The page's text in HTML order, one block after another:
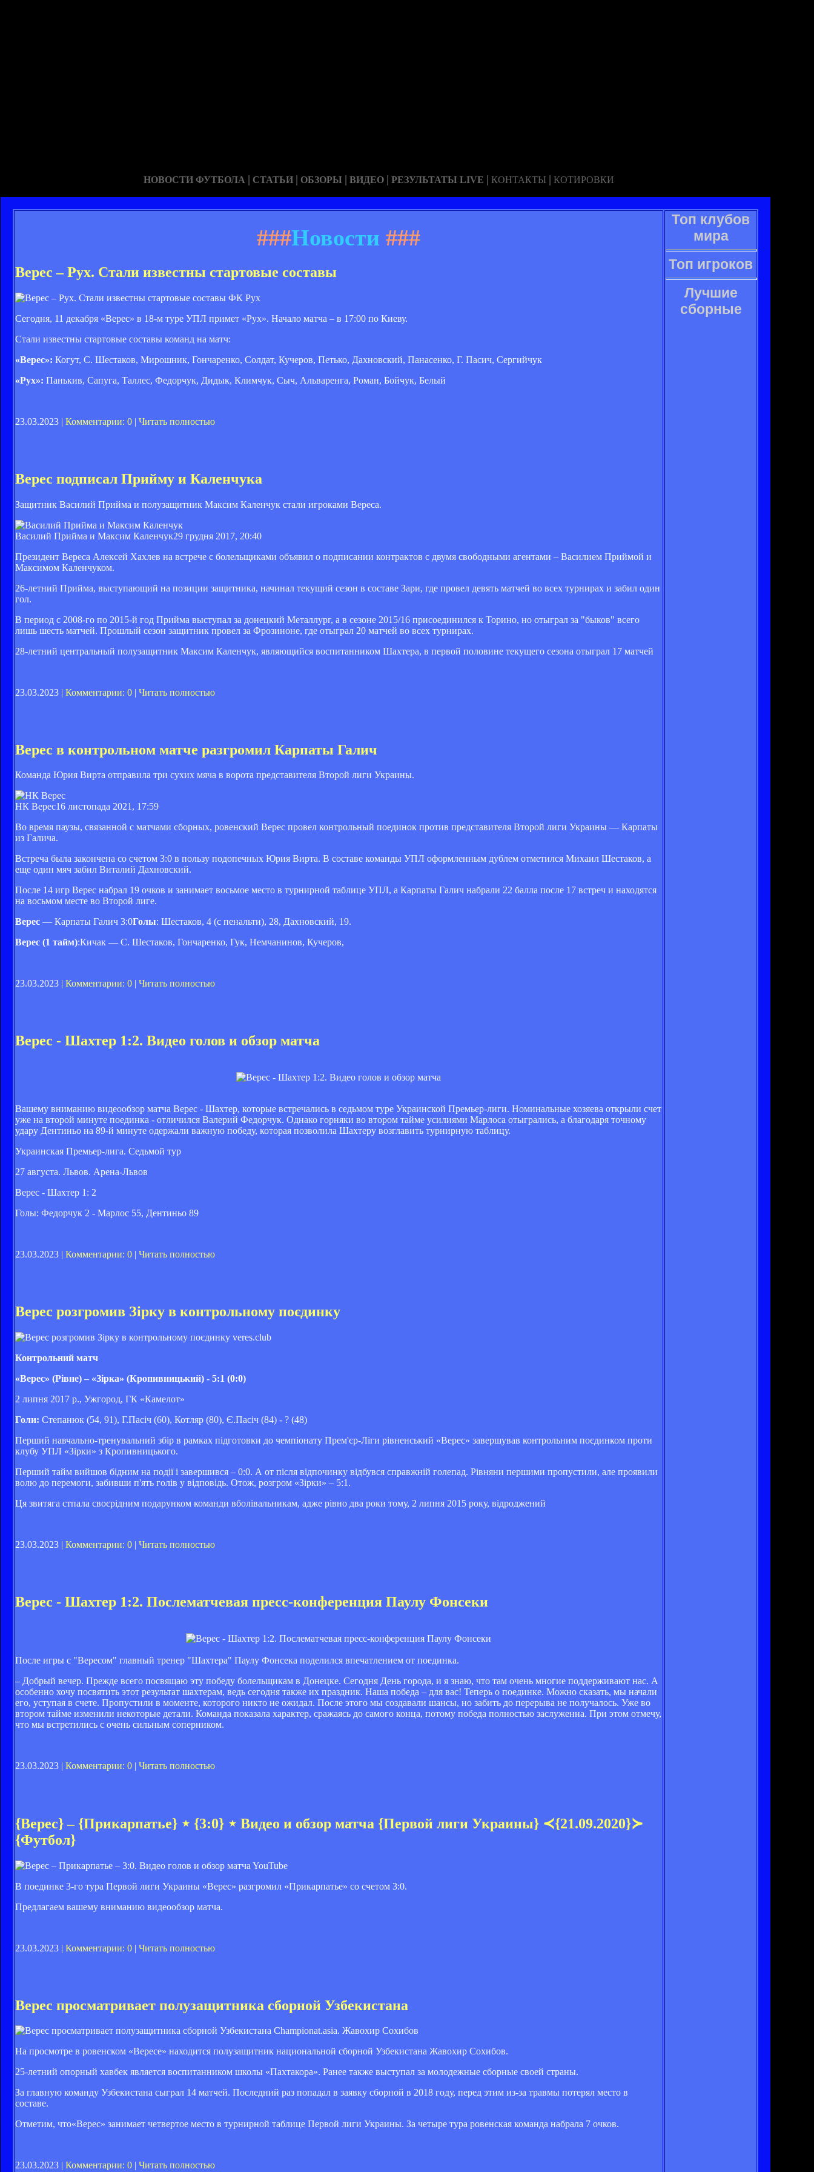
НОВОСТИ ФУТБОЛА | СТАТЬИ | ОБЗОРЫ | ВИДЕО | РЕЗУЛЬТАТЫ LIVE | КОНТАКТЫ | КОТИРОВКИ
###Новости ###
Верес – Рух. Стали известны стартовые составы
ФК Рух
Сегодня, 11 декабря «Верес» в 18-м туре УПЛ примет «Рух». Начало матча – в 17:00 по Киеву.
Стали известны стартовые составы команд на матч:
«Верес»: Когут, С. Шестаков, Мирошник, Гончаренко, Солдат, Кучеров, Петько, Дахновский, Панасенко, Г. Пасич, Сергийчук
«Рух»: Панькив, Сапуга, Таллес, Федорчук, Дидык, Климчук, Сыч, Альваренга, Роман, Бойчук, Белый
23.03.2023 | Комментарии: 0 | Читать полностью
Верес подписал Прийму и Каленчука
Защитник Василий Прийма и полузащитник Максим Каленчук стали игроками Вереса.
Василий Прийма и Максим Каленчук29 грудня 2017, 20:40
Президент Вереса Алексей Хахлев на встрече с болельщиками объявил о подписании контрактов с двумя свободными агентами – Василием Приймой и
Максимом Каленчуком.
26-летний Прийма, выступающий на позиции защитника, начинал текущий сезон в составе Зари, где провел девять матчей во всех турнирах и забил один
гол.
В период с 2008-го по 2015-й год Прийма выступал за донецкий Металлург, а в сезоне 2015/16 присоединился к Торино, но отыграл за "быков" всего
лишь шесть матчей. Прошлый сезон защитник провел за Фрозиноне, где отыграл 20 матчей во всех турнирах.
28-летний центральный полузащитник Максим Каленчук, являющийся воспитанником Шахтера, в первой половине текущего сезона отыграл 17 матчей
23.03.2023 | Комментарии: 0 | Читать полностью
Верес в контрольном матче разгромил Карпаты Галич
Команда Юрия Вирта отправила три сухих мяча в ворота представителя Второй лиги Украины.
НК Верес16 листопада 2021, 17:59
Во время паузы, связанной с матчами сборных, ровенский Верес провел контрольный поединок против представителя Второй лиги Украины — Карпаты
из Галича.
Встреча была закончена со счетом 3:0 в пользу подопечных Юрия Вирта. В составе команды УПЛ оформленным дублем отметился Михаил Шестаков, а
еще один мяч забил Виталий Дахновский.
После 14 игр Верес набрал 19 очков и занимает восьмое место в турнирной таблице УПЛ, а Карпаты Галич набрали 22 балла после 17 встреч и находятся
на восьмом месте во Второй лиге.
Верес — Карпаты Галич 3:0Голы: Шестаков, 4 (с пенальти), 28, Дахновский, 19.
Верес (1 тайм):Кичак — С. Шестаков, Гончаренко, Гук, Немчанинов, Кучеров,
23.03.2023 | Комментарии: 0 | Читать полностью
Верес - Шахтер 1:2. Видео голов и обзор матча
Вашему вниманию видеообзор матча Верес - Шахтер, которые встречались в седьмом туре Украинской Премьер-лиги. Номинальные хозяева открыли счет
уже на второй минуте поединка - отличился Валерий Федорчук. Однако горняки во втором тайме усилиями Марлоса отыгрались, а благодаря точному
удару Дентиньо на 89-й минуте одержали важную победу, которая позволила Шахтеру возглавить турнирную таблицу.
Украинская Премьер-лига. Седьмой тур
27 августа. Львов. Арена-Львов
Верес - Шахтер 1: 2
Голы: Федорчук 2 - Марлос 55, Дентиньо 89
23.03.2023 | Комментарии: 0 | Читать полностью
Верес розгромив Зірку в контрольному поєдинку
veres.club
Контрольний матч
«Верес» (Рівне) – «Зірка» (Кропивницький) - 5:1 (0:0)
2 липня 2017 р., Ужгород, ГК «Камелот»
Голи: Степанюк (54, 91), Г.Пасіч (60), Котляр (80), Є.Пасіч (84) - ? (48)
Перший навчально-тренувальний збір в рамках підготовки до чемпіонату Прем'єр-Ліги рівненський «Верес» завершував контрольним поєдинком проти
клубу УПЛ «Зірки» з Кропивницького.
Перший тайм вийшов бідним на події і завершився – 0:0. А от після відпочинку відбувся справжній голепад. Рівняни першими пропустили, але проявили
волю до перемоги, забивши п'ять голів у відповідь. Отож, розгром «Зірки» – 5:1.
Ця звитяга стпала своєрідним подарунком команди вболівальникам, адже рівно два роки тому, 2 липня 2015 року, відроджений
23.03.2023 | Комментарии: 0 | Читать полностью
Верес - Шахтер 1:2. Послематчевая пресс-конференция Паулу Фонсеки
После игры с "Вересом" главный тренер "Шахтера" Паулу Фонсека поделился впечатлением от поединка.
– Добрый вечер. Прежде всего посвящаю эту победу болельщикам в Донецке. Сегодня День города, и я знаю, что там очень многие поддерживают нас. А
особенно хочу посвятить этот результат шахтерам, ведь сегодня также их праздник. Наша победа – для вас! Теперь о поединке. Можно сказать, мы начали
его, уступая в счете. Пропустили в моменте, которого никто не ожидал. После этого мы создавали шансы, но забить до перерыва не получалось. Уже во
втором тайме изменили некоторые детали. Команда показала характер, сражаясь до самого конца, потому победа полностью заслуженна. При этом отмечу,
что мы встретились с очень сильным соперником.
23.03.2023 | Комментарии: 0 | Читать полностью
{Верес} – {Прикарпатье} ⋆ {3:0} ⋆ Видео и обзор матча {Первой лиги Украины} ≺{21.09.2020}≻
{Футбол}
YouTube
В поединке 3-го тура Первой лиги Украины «Верес» разгромил «Прикарпатье» со счетом 3:0.
Предлагаем вашему вниманию видеообзор матча.
23.03.2023 | Комментарии: 0 | Читать полностью
Верес просматривает полузащитника сборной Узбекистана
Championat.asia. Жавохир Сохибов
На просмотре в ровенском «Вересе» находится полузащитник национальной сборной Узбекистана Жавохир Сохибов.
25-летний опорный хавбек является воспитанником школы «Пахтакора». Ранее также выступал за молодежные сборные своей страны.
За главную команду Узбекистана сыграл 14 матчей. Последний раз попадал в заявку сборной в 2018 году, перед этим из-за травмы потерял место в
составе.
Отметим, что«Верес» занимает четвертое место в турнирной таблице Первой лиги Украины. За четыре тура ровенская команда набрала 7 очков.
23.03.2023 | Комментарии: 0 Читать полностью
Топ клубов
мира
Топ игроков
Лучшие
сборные